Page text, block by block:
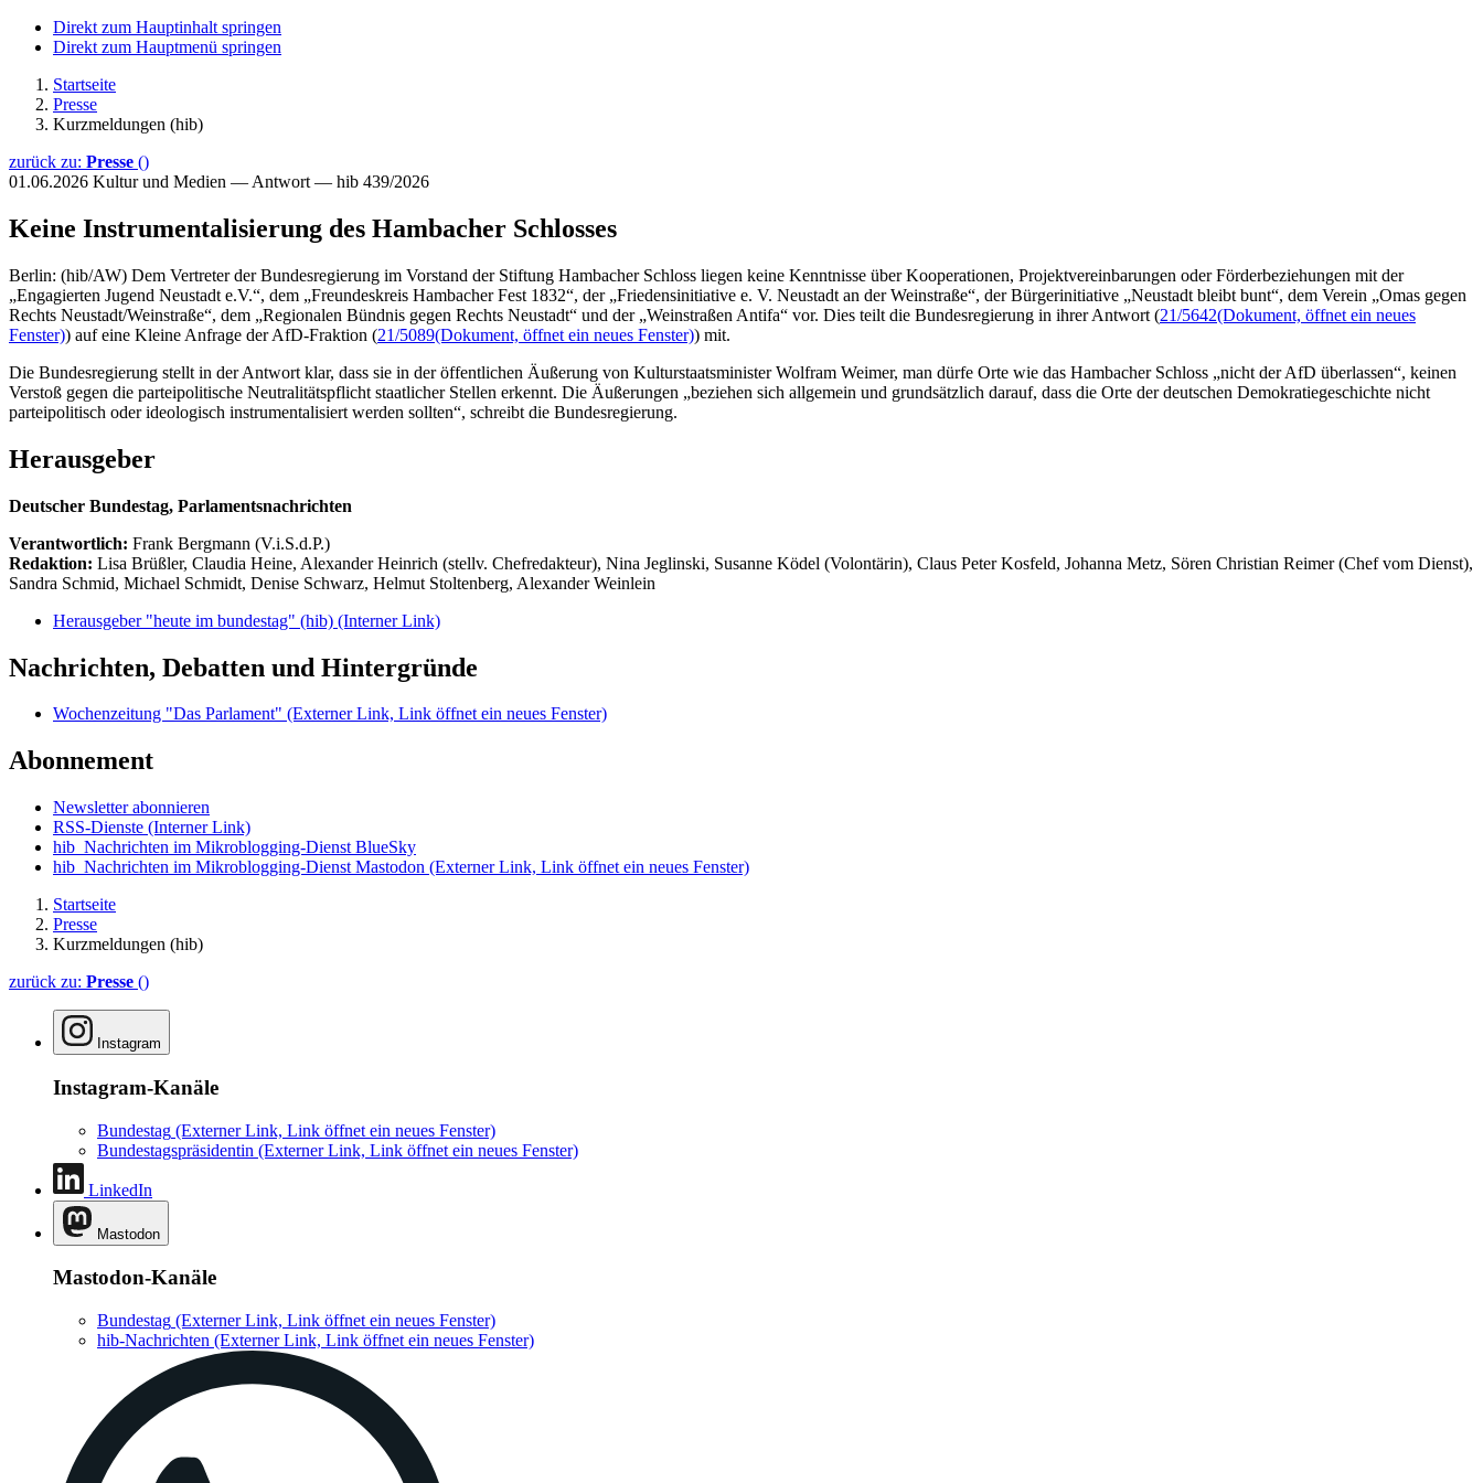
Direkt zum Hauptinhalt springen
Direkt zum Hauptmenü springen
Startseite
Presse
Kurzmeldungen (hib)
zurück zu: Presse ()
01.06.2026 Kultur und Medien — Antwort — hib 439/2026
Keine Instrumentalisierung des Hambacher Schlosses
Berlin: (hib/AW) Dem Vertreter der Bundesregierung im Vorstand der Stiftung Hambacher Schloss liegen keine Kenntnisse über Kooperationen, Projektvereinbarungen oder Förderbeziehungen mit der
„Engagierten Jugend Neustadt e.V.“, dem „Freundeskreis Hambacher Fest 1832“, der „Friedensinitiative e. V. Neustadt an der Weinstraße“, der Bürgerinitiative „Neustadt bleibt bunt“, dem Verein „Omas gegen
Rechts Neustadt/Weinstraße“, dem „Regionalen Bündnis gegen Rechts Neustadt“ und der „Weinstraßen Antifa“ vor. Dies teilt die Bundesregierung in ihrer Antwort (21/5642(Dokument, öffnet ein neues
Fenster)) auf eine Kleine Anfrage der AfD-Fraktion (21/5089(Dokument, öffnet ein neues Fenster)) mit.
Die Bundesregierung stellt in der Antwort klar, dass sie in der öffentlichen Äußerung von Kulturstaatsminister Wolfram Weimer, man dürfe Orte wie das Hambacher Schloss „nicht der AfD überlassen“, keinen
Verstoß gegen die parteipolitische Neutralitätspflicht staatlicher Stellen erkennt. Die Äußerungen „beziehen sich allgemein und grundsätzlich darauf, dass die Orte der deutschen Demokratiegeschichte nicht
parteipolitisch oder ideologisch instrumentalisiert werden sollten“, schreibt die Bundesregierung.
Herausgeber
Deutscher Bundestag, Parlamentsnachrichten
Verantwortlich: Frank Bergmann (V.i.S.d.P.)
Redaktion: Lisa Brüßler, Claudia Heine, Alexander Heinrich (stellv. Chefredakteur), Nina Jeglinski, Susanne Ködel (Volontärin), Claus Peter Kosfeld, Johanna Metz, Sören Christian Reimer (Chef vom Dienst),
Sandra Schmid, Michael Schmidt, Denise Schwarz, Helmut Stoltenberg, Alexander Weinlein
Herausgeber "heute im bundestag" (hib) (Interner Link)
Nachrichten, Debatten und Hintergründe
Wochenzeitung "Das Parlament" (Externer Link, Link öffnet ein neues Fenster)
Abonnement
Newsletter abonnieren
RSS-Dienste (Interner Link)
hib_Nachrichten im Mikroblogging-Dienst BlueSky
hib_Nachrichten im Mikroblogging-Dienst Mastodon (Externer Link, Link öffnet ein neues Fenster)
Startseite
Presse
Kurzmeldungen (hib)
zurück zu: Presse ()
Instagram
Instagram-Kanäle
Bundestag (Externer Link, Link öffnet ein neues Fenster)
Bundestagspräsidentin (Externer Link, Link öffnet ein neues Fenster)
LinkedIn
Mastodon
Mastodon-Kanäle
Bundestag (Externer Link, Link öffnet ein neues Fenster)
hib-Nachrichten (Externer Link, Link öffnet ein neues Fenster)